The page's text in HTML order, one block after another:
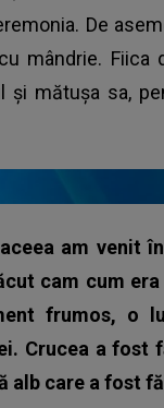
De
mândrie. Fiica
și mătușa sa,
am venit
cam cum era
frumos, o
Crucea a fost
alb care a fost